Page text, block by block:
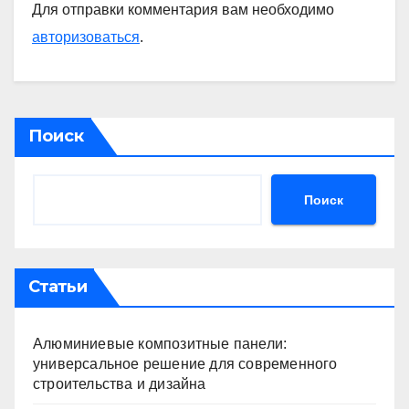
Для отправки комментария вам необходимо
авторизоваться.
Поиск
Поиск
Статьи
Алюминиевые композитные панели:
универсальное решение для современного
строительства и дизайна